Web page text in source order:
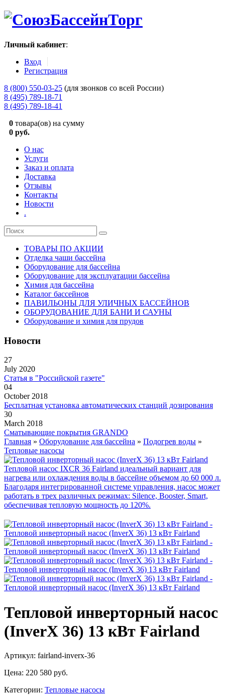
Личный кабинет:
Вход
Регистрация
8 (800) 550-03-25 (для звонков со всей России)
8 (495) 789-18-71
8 (495) 789-18-41
0 товара(ов) на сумму
0 руб.
О нас
Услуги
Заказ и оплата
Доставка
Отзывы
Контакты
Новости
.
ТОВАРЫ ПО АКЦИИ
Отделка чаши бассейна
Оборудование для бассейна
Оборудование для эксплуатации бассейна
Химия для бассейна
Каталог бассейнов
ПАВИЛЬОНЫ ДЛЯ УЛИЧНЫХ БАССЕЙНОВ
ОБОРУДОВАНИЕ ДЛЯ БАНИ И САУНЫ
Оборудование и химия для прудов
Новости
27
July 2020
Статья в "Российской газете"
04
October 2018
Бесплатная установка автоматических станций дозирования
30
March 2018
Сматывающие покрытия GRANDO
Главная » Оборудование для бассейна » Подогрев воды »
Тепловые насосы
Тепловой инверторный насос
(InverX 36) 13 кВт Fairland
Артикул: fairland-inverx-36
Цена: 220 580 руб.
Категории: Тепловые насосы